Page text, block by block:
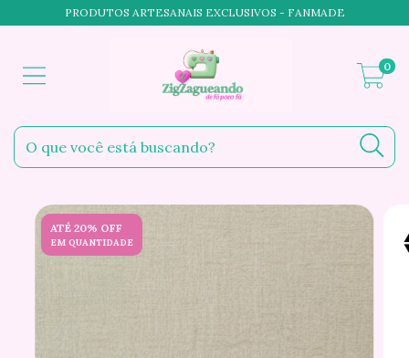
PRODUTOS ARTESANAIS EXCLUSIVOS - FANMADE
0
ATÉ 20% OFF
EM QUANTIDADE